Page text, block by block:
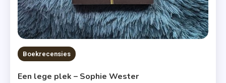
Boekrecensies
Een lege plek – Sophie Wester